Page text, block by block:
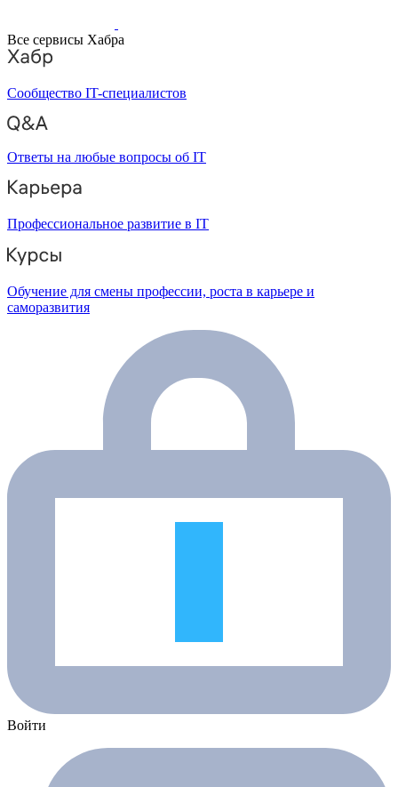
Все сервисы Хабра
Сообщество IT-специалистов
Ответы на любые вопросы об IT
Профессиональное развитие в IT
Обучение для смены профессии, роста в карьере и
саморазвития
Войти